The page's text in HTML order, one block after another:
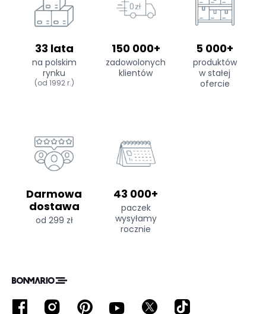
33 lata
na polskim
rynku
(od 1992 r.)
150 000+
zadowolonych
klientów
5 000+
produktów
w stałej
ofercie
Darmowa
dostawa
od 299 zł
43 000+
paczek
wysyłamy
rocznie